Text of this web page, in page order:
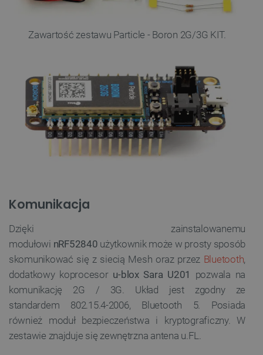
Zawartość zestawu Particle - Boron 2G/3G KIT.
Komunikacja
Dzięki zainstalowanemu
modułowi nRF52840 użytkownik może w prosty sposób
skomunikować się z siecią Mesh oraz przez Bluetooth,
dodatkowy koprocesor u-blox Sara U201
pozwala na
komunikację 2G / 3G. Układ jest zgodny ze
standardem 802.15.4-2006, Bluetooth 5. Posiada
również moduł bezpieczeństwa i kryptograficzny. W
zestawie znajduje się zewnętrzna antena u.FL.